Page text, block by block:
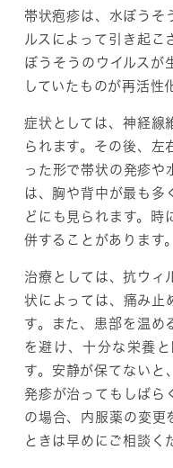
帯状疱疹は、水ぼうそ
ルスによって引き起こ
ぼうそうのウイルスが
していたものが再活性
症状としては、神経線
られます。その後、左
った形で帯状の発疹や
は、胸や背中が最も多
どにも見られます。時
併することがあります。
治療としては、抗ウィ
状によっては、痛み止
す。また、患部を温め
を避け、十分な栄養
す。安静が保てないと
発疹が治ってもしばら
の場合、内服薬の変更
ときは早めにご相談く